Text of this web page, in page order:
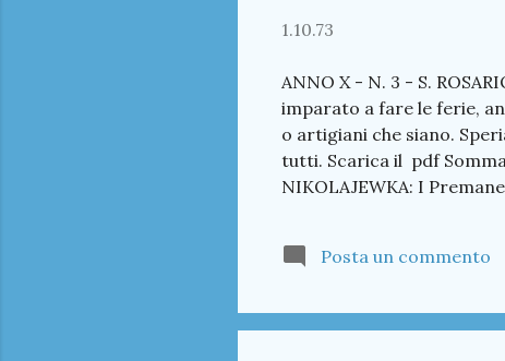
1.10.73
ANNO X - N. 3 - S.
imparato a fare le ferie,
o artigiani che siano.
tutti. Scarica il pdf
NIKOLAJEWKA: I
Posta un commento